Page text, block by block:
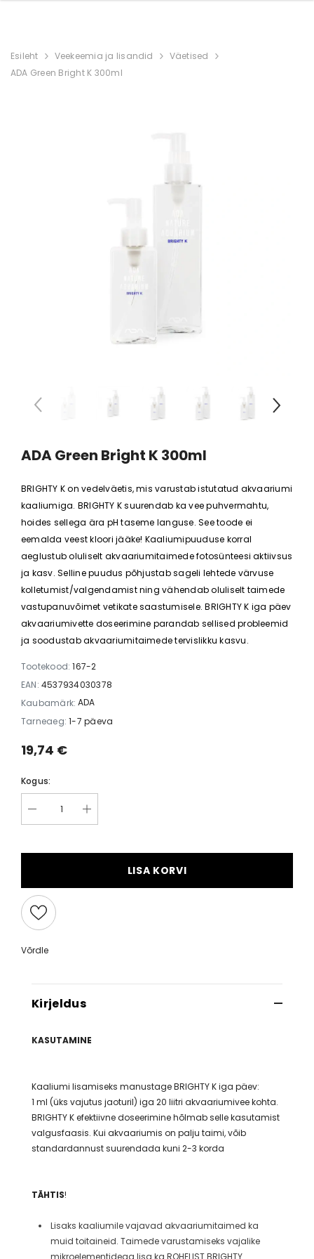
Esileht Veekeemia ja lisandid
Väetised
ADA Green Bright K 300ml
ADA Green Bright K 300ml
BRIGHTY K on vedelväetis, mis varustab istutatud akvaariumi
kaaliumiga. BRIGHTY K suurendab ka vee puhvermahtu,
hoides sellega ära pH taseme languse. See toode ei
eemalda veest kloori jääke! Kaaliumipuuduse korral
aeglustub oluliselt akvaariumitaimede fotosünteesi aktiivsus
ja kasv. Selline puudus põhjustab sageli lehtede värvuse
kolletumist/valgendamist ning vähendab oluliselt taimede
vastupanuvõimet vetikate saastumisele. BRIGHTY K iga päev
akvaariumivette doseerimine parandab sellised probleemid
ja soodustab akvaariumitaimede tervislikku kasvu.
Tootekood: 167-2
EAN: 4537934030378
Kaubamärk: ADA
Tarneaeg: 1-7 päeva
19,74 €
Kogus:
LISA KORVI
Võrdle
Kirjeldus
KASUTAMINE
Kaaliumi lisamiseks manustage BRIGHTY K iga päev:
1 ml (üks vajutus jaoturil) iga 20 liitri akvaariumivee kohta.
BRIGHTY K efektiivne doseerimine hõlmab selle kasutamist
valgusfaasis. Kui akvaariumis on palju taimi, võib
standardannust suurendada kuni 2-3 korda
TÄHTIS!
Lisaks kaaliumile vajavad akvaariumitaimed ka
muid toitaineid. Taimede varustamiseks vajalike
mikroelementidega lisa ka ROHELIST BRIGHTY
Anubias barteri "Mini Coin"